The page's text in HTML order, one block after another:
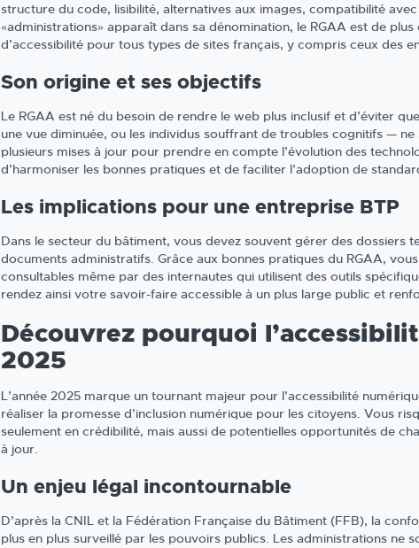
structure du code, lisibilité, alternatives aux images, compatibilité
«administrations» apparaît dans sa dénomination, le RGAA est de
d’accessibilité pour tous types de sites français, y compris ceux des
Son origine et ses objectifs
Le RGAA est né du besoin de rendre le web plus inclusif et d’éviter
une vue diminuée, ou les individus souffrant de troubles cognitifs —
plusieurs mises à jour pour prendre en compte l’évolution des
d’harmoniser les bonnes pratiques et de faciliter l’adoption de
Les implications pour une entreprise BTP
Dans le secteur du bâtiment, vous devez souvent gérer des dossiers
documents administratifs. Grâce aux bonnes pratiques du RGAA,
consultables même par des internautes qui utilisent des outils
rendez ainsi votre savoir-faire accessible à un plus large public et
Découvrez pourquoi
2025
L’année 2025 marque un tournant majeur pour l’accessibilité
réaliser la promesse d’inclusion numérique pour les citoyens. Vous
seulement en crédibilité, mais aussi de potentielles opportunités de
à jour.
Un enjeu légal incontournable
D’après la CNIL et la Fédération Française du Bâtiment (FFB), la
plus en plus surveillé par les pouvoirs publics. Les administrations ne